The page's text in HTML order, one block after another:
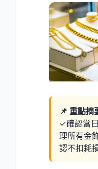
📌 重點摘
✓確認當
理所有金
認不扣耗